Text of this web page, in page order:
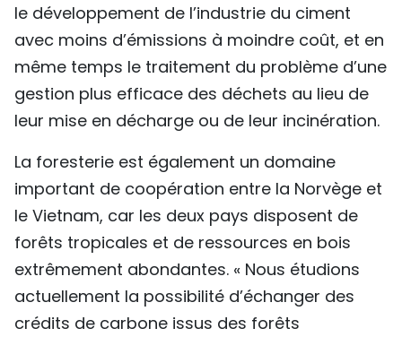
le développement de l’industrie du ciment
avec moins d’émissions à moindre coût, et en
même temps le traitement du problème d’une
gestion plus efficace des déchets au lieu de
leur mise en décharge ou de leur incinération.
La foresterie est également un domaine
important de coopération entre la Norvège et
le Vietnam, car les deux pays disposent de
forêts tropicales et de ressources en bois
extrêmement abondantes. « Nous étudions
actuellement la possibilité d’échanger des
crédits de carbone issus des forêts